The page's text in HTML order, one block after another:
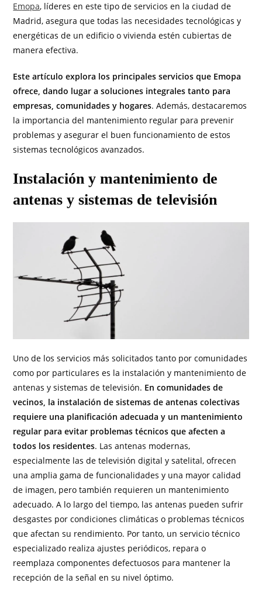
Emopa, líderes en este tipo de servicios en la ciudad de
Madrid, asegura que todas las necesidades tecnológicas y
energéticas de un edificio o vivienda estén cubiertas de
manera efectiva.
Este artículo explora los principales servicios que Emopa
ofrece, dando lugar a soluciones integrales tanto para
empresas, comunidades y hogares. Además, destacaremos
la importancia del mantenimiento regular para prevenir
problemas y asegurar el buen funcionamiento de estos
sistemas tecnológicos avanzados.
Instalación y mantenimiento de
antenas y sistemas de televisión
Uno de los servicios más solicitados tanto por comunidades
como por particulares es la instalación y mantenimiento de
antenas y sistemas de televisión. En comunidades de
vecinos, la instalación de sistemas de antenas colectivas
requiere una planificación adecuada y un mantenimiento
regular para evitar problemas técnicos que afecten a
todos los residentes. Las antenas modernas,
especialmente las de televisión digital y satelital, ofrecen
una amplia gama de funcionalidades y una mayor calidad
de imagen, pero también requieren un mantenimiento
adecuado. A lo largo del tiempo, las antenas pueden sufrir
desgastes por condiciones climáticas o problemas técnicos
que afectan su rendimiento. Por tanto, un servicio técnico
especializado realiza ajustes periódicos, repara o
reemplaza componentes defectuosos para mantener la
recepción de la señal en su nivel óptimo.